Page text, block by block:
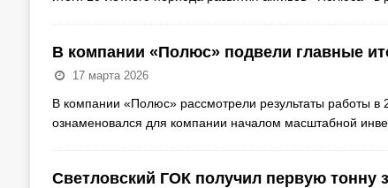
В компании «Полюс» подвели главные
17 марта 2026
В компании «Полюс» рассмотрели результаты работы в
ознаменовался для компании началом масштабной
Светловский ГОК получил первую тонну